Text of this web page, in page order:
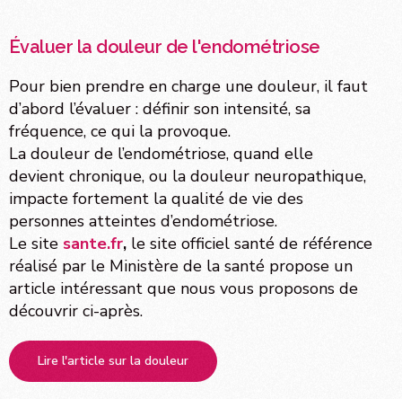
Évaluer la douleur de l'endométriose
Pour bien prendre en charge une douleur, il faut
d’abord l’évaluer : définir son intensité, sa
fréquence, ce qui la provoque.
La douleur de l’endométriose, quand elle
devient chronique, ou la douleur neuropathique,
impacte fortement la qualité de vie des
personnes atteintes d’endométriose.
Le site sante.fr, le site officiel santé de référence
réalisé par le Ministère de la santé propose un
article intéressant que nous vous proposons de
découvrir ci-après.
Lire l'article sur la douleur